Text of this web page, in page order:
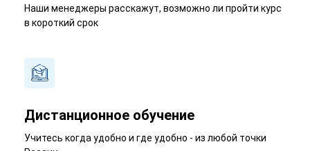
Наши менеджеры расскажут, возможно ли пройти курс
в короткий срок
Дистанционное обучение
Учитесь когда удобно и где удобно - из любой точки